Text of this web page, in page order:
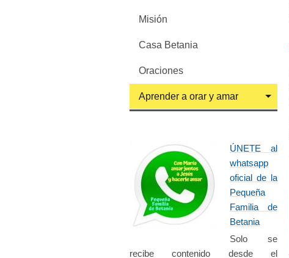
Misión
Casa Betania
Oraciones
Aprender a orar y amar
ÚNETE al
whatsapp
oficial de la
Pequeña
Familia de
Betania​
Solo se
recibe contenido desde el